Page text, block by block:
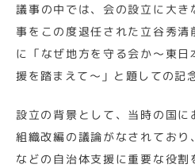
議事の中では、会の設立に大
事をこの度退任された立谷秀
に「なぜ地方を守る会か～東
援を踏まえて～」と題しての記
設立の背景として、当時の国
組織改編の議論がなされてお
などの自治体支援に重要な役